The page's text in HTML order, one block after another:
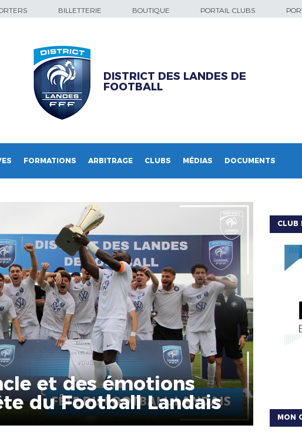
BILLETTERIE BOUTIQUE PORTAIL CLUBS
DISTRICT DES LANDES DE
FOOTBALL
FORMATIONS ARBITRAGE CLUBS MÉDIAS DOCUMENTS
et des émotions
du Football Landais
CLUB
MON